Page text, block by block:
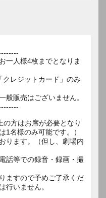
一人様4枚までとなりま
レジットカード」のみ
販売はございません。
方はお席が必要となり
1名様のみ可能です。）
ります。（但し、劇場内
話等での録音・録画・撮
ますので予めご了承くだ
行いません。